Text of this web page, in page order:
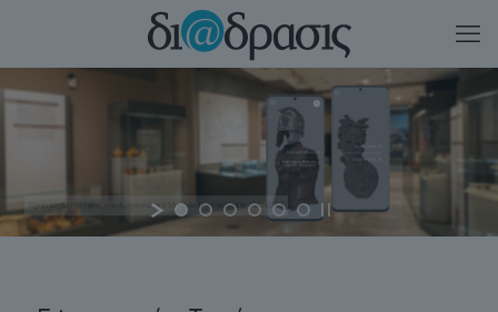
Εφαρμογή ξενάγησης στο Αρχαιολογικό Μουσείο Ηγουμενίτσας | 2024-2025